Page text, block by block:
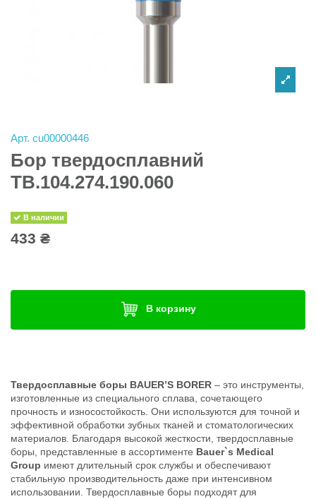
Арт. cu00000446
Бор твердосплавний
TB.104.274.190.060
В наличии
433 ₴
В корзину
Твердосплавные боры BAUER’S BORER – это инструменты,
изготовленные из специального сплава, сочетающего
прочность и износостойкость. Они используются для точной и
эффективной обработки зубных тканей и стоматологических
материалов. Благодаря высокой жесткости, твердосплавные
боры, представленные в ассортименте Bauer`s Medical
Group имеют длительный срок службы и обеспечивают
стабильную производительность даже при интенсивном
использовании. Твердосплавные боры подходят для